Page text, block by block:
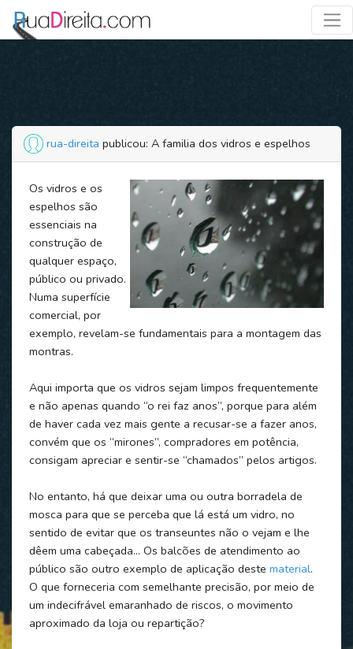
rua-direita publicou: A familia dos vidros e espelhos
Os vidros e os
espelhos são
essenciais na
construção de
qualquer espaço,
público ou privado.
Numa superfície
comercial, por
exemplo, revelam-se fundamentais para a montagem das
montras.
Aqui importa que os vidros sejam limpos frequentemente
e não apenas quando “o rei faz anos”, porque para além
de haver cada vez mais gente a recusar-se a fazer anos,
convém que os “mirones”, compradores em potência,
consigam apreciar e sentir-se “chamados” pelos artigos.
No entanto, há que deixar uma ou outra borradela de
mosca para que se perceba que lá está um vidro, no
sentido de evitar que os transeuntes não o vejam e lhe
dêem uma cabeçada... Os balcões de atendimento ao
público são outro exemplo de aplicação deste material.
O que forneceria com semelhante precisão, por meio de
um indecifrável emaranhado de riscos, o movimento
aproximado da loja ou repartição?